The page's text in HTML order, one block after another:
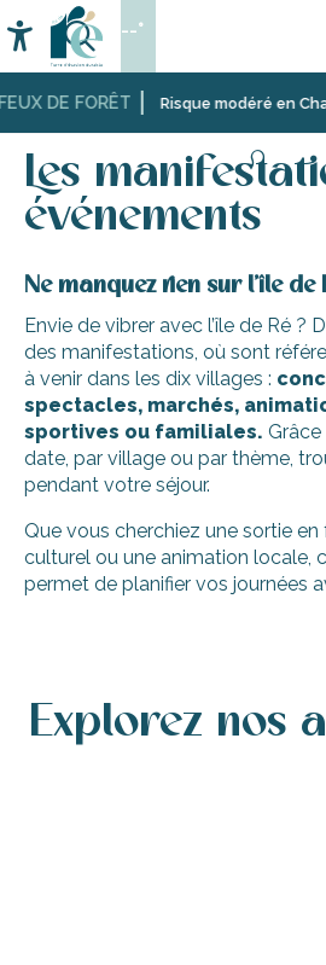
au
contenu
principalDE FORÊT Risque modéré en
Accessibilité
Recherche
--°
Accueil
Activités,
cours
et
découverte
Les
Les
événements
Ne manquez rien sur l’île de
Envie de vibrer avec l’île de Ré ?
des manifestations, où sont
à venir dans les dix villages :
spectacles, marchés,
sportives ou familiales.
date, par village ou par thème,
pendant votre séjour.
Que vous cherchiez une sortie
culturel ou une animation locale,
permet de planifier vos journées
Explorez nos